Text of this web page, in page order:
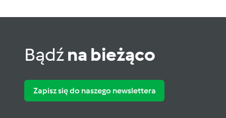
Bądźna bieżąco
Zapisz się do naszego newslettera